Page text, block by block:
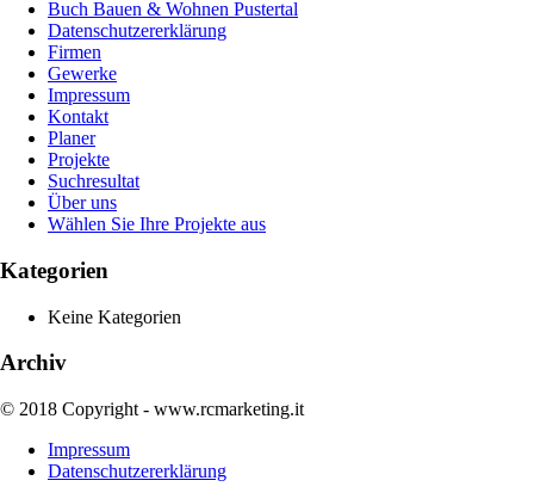
Buch Bauen & Wohnen Pustertal
Datenschutzererklärung
Firmen
Gewerke
Impressum
Kontakt
Planer
Projekte
Suchresultat
Über uns
Wählen Sie Ihre Projekte aus
Kategorien
Keine Kategorien
Archiv
© 2018 Copyright - www.rcmarketing.it
Impressum
Datenschutzererklärung